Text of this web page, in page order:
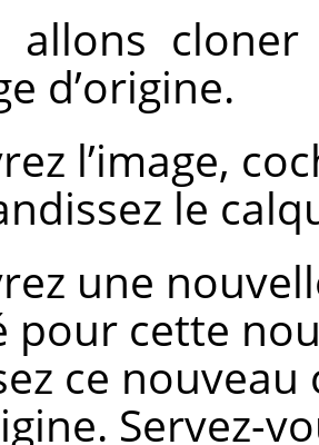
allons
d’origine.
l’image,
le
une
pour cette
ce nouveau
Servez-